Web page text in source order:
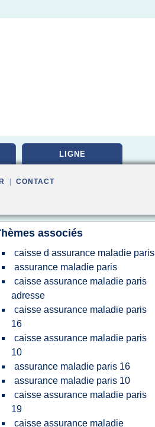
LIGNE
CONTACT
associés
caisse d assurance maladie paris
assurance maladie paris
caisse assurance maladie paris
adresse
caisse assurance maladie paris
16
caisse assurance maladie paris
10
assurance maladie paris 16
assurance maladie paris 10
caisse assurance maladie paris
19
caisse assurance maladie